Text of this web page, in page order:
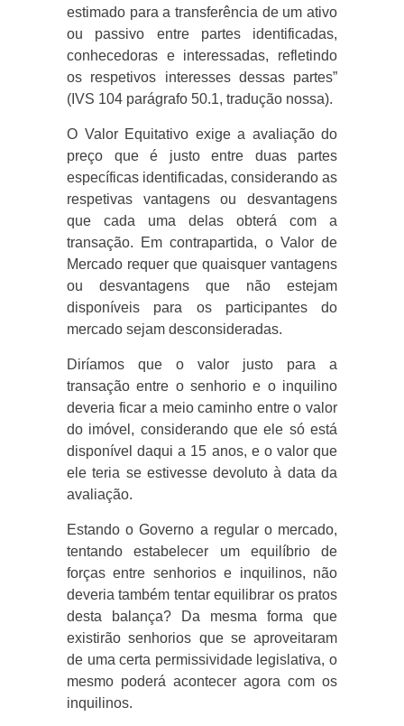
estimado para a transferência de um ativo
ou passivo entre partes identificadas,
conhecedoras e interessadas, refletindo
os respetivos interesses dessas partes”
(IVS 104 parágrafo 50.1, tradução nossa).
O Valor Equitativo exige a avaliação do
preço que é justo entre duas partes
específicas identificadas, considerando as
respetivas vantagens ou desvantagens
que cada uma delas obterá com a
transação. Em contrapartida, o Valor de
Mercado requer que quaisquer vantagens
ou desvantagens que não estejam
disponíveis para os participantes do
mercado sejam desconsideradas.
Diríamos que o valor justo para a
transação entre o senhorio e o inquilino
deveria ficar a meio caminho entre o valor
do imóvel, considerando que ele só está
disponível daqui a 15 anos, e o valor que
ele teria se estivesse devoluto à data da
avaliação.
Estando o Governo a regular o mercado,
tentando estabelecer um equilíbrio de
forças entre senhorios e inquilinos, não
deveria também tentar equilibrar os pratos
desta balança? Da mesma forma que
existirão senhorios que se aproveitaram
de uma certa permissividade legislativa, o
mesmo poderá acontecer agora com os
inquilinos.